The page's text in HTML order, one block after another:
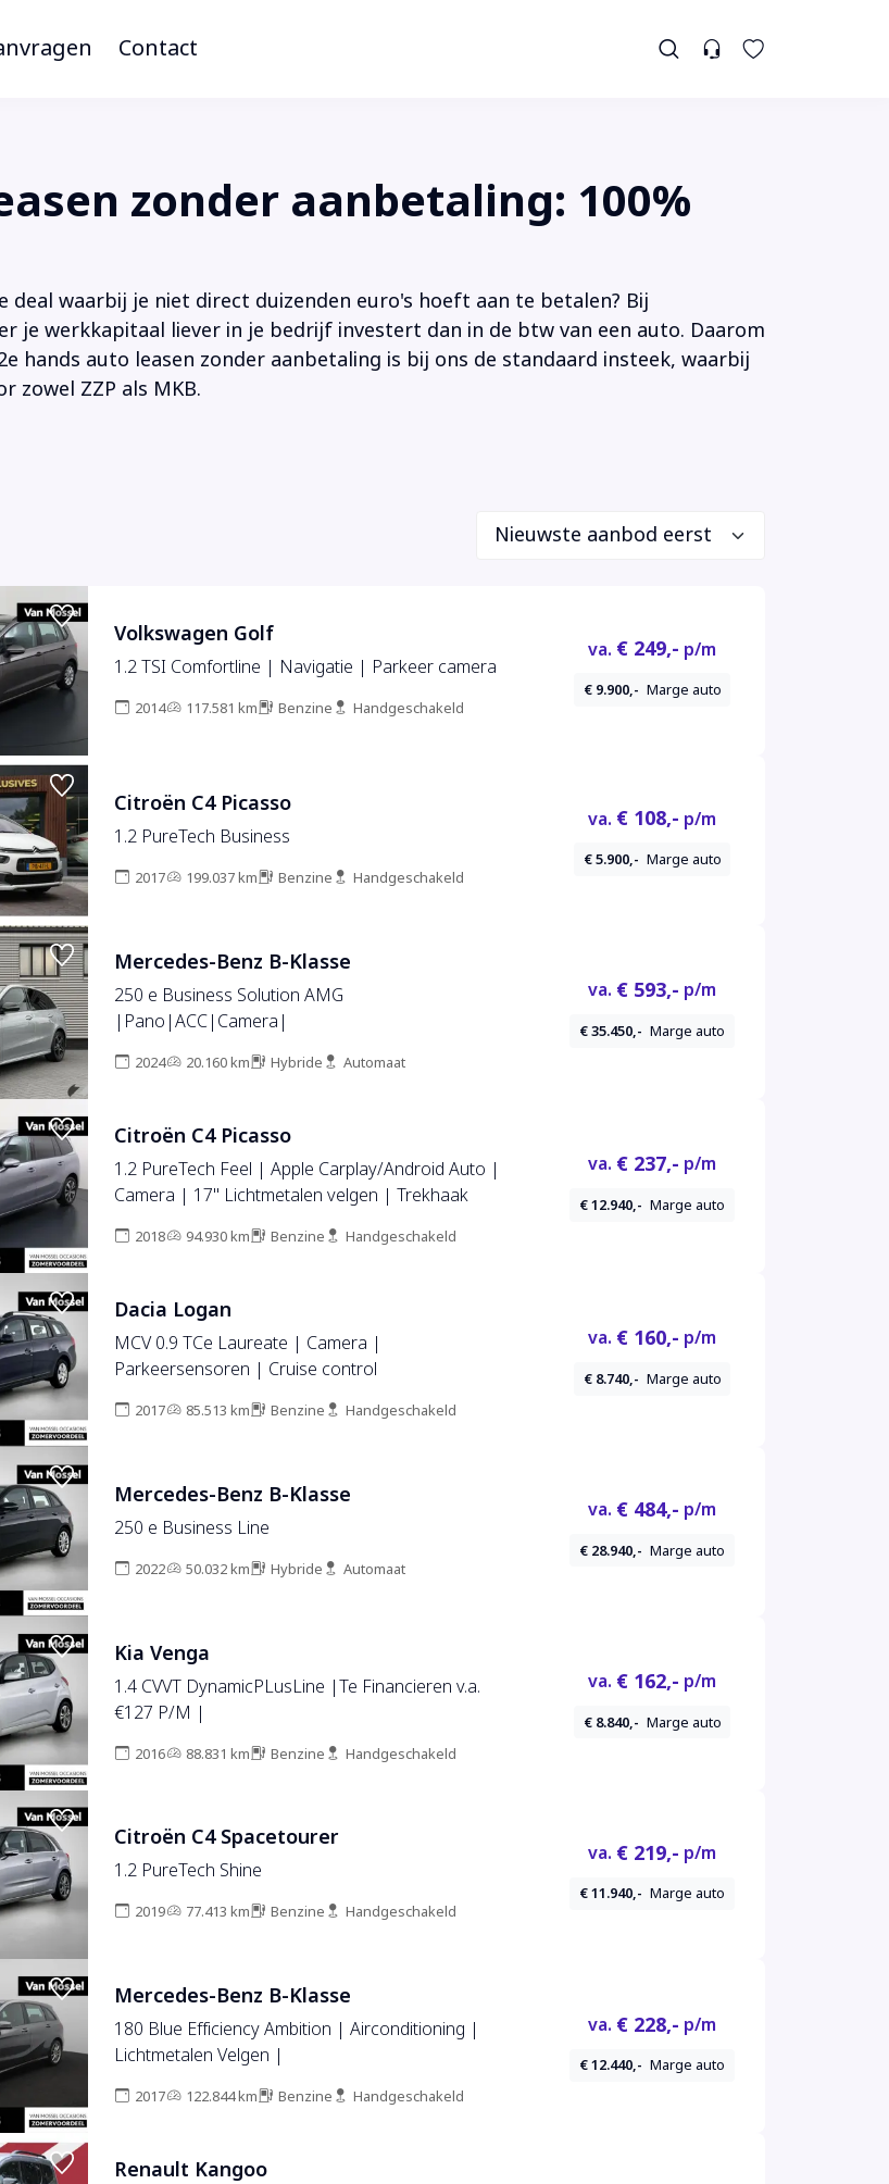
Contact
zonder aanbetaling: 100%
deal waarbij je niet direct duizenden euro's hoeft aan te betalen? Bij
je werkkapitaal liever in je bedrijf investert dan in de btw van een auto. Daarom
hands auto leasen zonder aanbetaling is bij ons de standaard insteek, waarbij
zowel ZZP als MKB.
Volkswagen Golf
1.2 TSI Comfortline | Navigatie | Parkeer camera
2014 117.581 km Benzine Handgeschakeld
va. € 249,- p/m
€ 9.900,- Marge auto
Citroën C4 Picasso
1.2 PureTech Business
2017 199.037 km Benzine Handgeschakeld
va. € 108,- p/m
€ 5.900,- Marge auto
Mercedes-Benz B-Klasse
250 e Business Solution AMG
|Pano|ACC|Camera|
2024 20.160 km Hybride Automaat
va. € 593,- p/m
€ 35.450,- Marge auto
Citroën C4 Picasso
1.2 PureTech Feel | Apple Carplay/Android Auto |
Camera | 17" Lichtmetalen velgen | Trekhaak
2018 94.930 km Benzine Handgeschakeld
va. € 237,- p/m
€ 12.940,- Marge auto
Dacia Logan
MCV 0.9 TCe Laureate | Camera |
Parkeersensoren | Cruise control
2017 85.513 km Benzine Handgeschakeld
va. € 160,- p/m
€ 8.740,- Marge auto
Mercedes-Benz B-Klasse
250 e Business Line
2022 50.032 km Hybride Automaat
va. € 484,- p/m
€ 28.940,- Marge auto
Kia Venga
1.4 CVVT DynamicPLusLine |Te Financieren v.a.
€127 P/M |
2016 88.831 km Benzine Handgeschakeld
va. € 162,- p/m
€ 8.840,- Marge auto
Citroën C4 Spacetourer
1.2 PureTech Shine
2019 77.413 km Benzine Handgeschakeld
va. € 219,- p/m
€ 11.940,- Marge auto
Mercedes-Benz B-Klasse
180 Blue Efficiency Ambition | Airconditioning |
Lichtmetalen Velgen |
2017 122.844 km Benzine Handgeschakeld
va. € 228,- p/m
€ 12.440,- Marge auto
Renault Kangoo